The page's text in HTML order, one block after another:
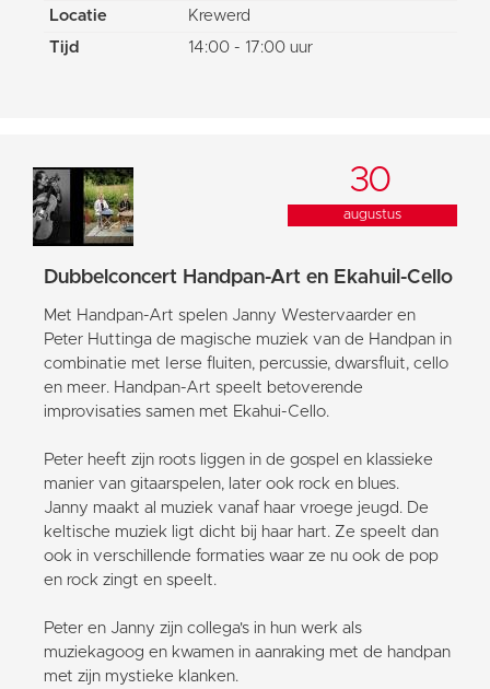
Locatie
Krewerd
Tijd
14:00 - 17:00 uur
30
augustus
Dubbelconcert Handpan-Art en Ekahuil-Cello
Met Handpan-Art spelen Janny Westervaarder en
Peter Huttinga de magische muziek van de Handpan in
combinatie met Ierse fluiten, percussie, dwarsfluit, cello
en meer. Handpan-Art speelt betoverende
improvisaties samen met Ekahui-Cello.
Peter heeft zijn roots liggen in de gospel en klassieke
manier van gitaarspelen, later ook rock en blues.
Janny maakt al muziek vanaf haar vroege jeugd. De
keltische muziek ligt dicht bij haar hart. Ze speelt dan
ook in verschillende formaties waar ze nu ook de pop
en rock zingt en speelt.
Peter en Janny zijn collega's in hun werk als
muziekagoog en kwamen in aanraking met de handpan
met zijn mystieke klanken.